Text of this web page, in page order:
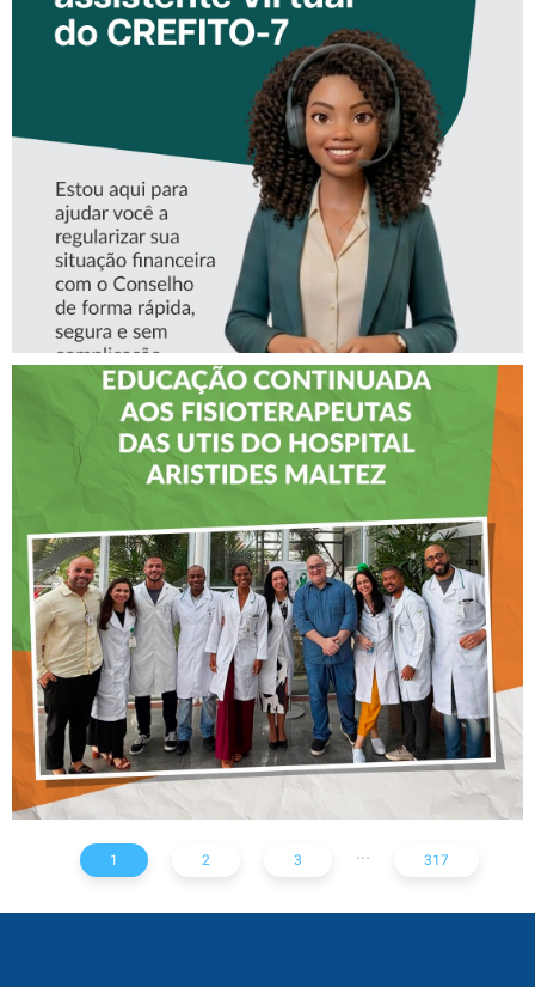
CONHEÇA A ‘ALINE’,
ASSISTENTE VIRTUAL DO
CREFITO-7
CREFITO-7 LEVA EDUCAÇÃO
CONTINUADA AOS
FISIOTERAPEUTAS DAS UTIs
DO HOSPITAL ARISTIDES
MALTEZ
1 2 3 ... 317